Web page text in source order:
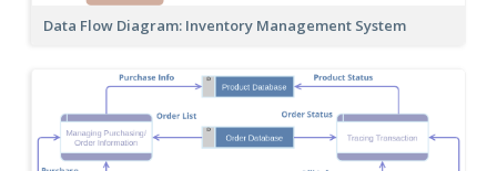
Data Flow Diagram: Inventory Management System